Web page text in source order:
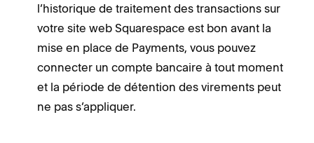
l’historique de traitement des transactions sur
votre site web Squarespace est bon avant la
mise en place de Payments, vous pouvez
connecter un compte bancaire à tout moment
et la période de détention des virements peut
ne pas s’appliquer.